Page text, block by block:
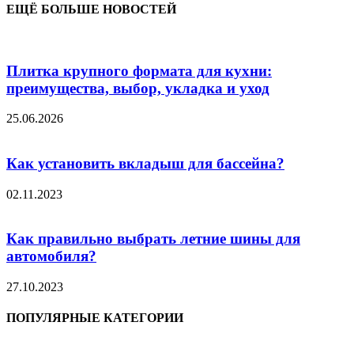
ЕЩЁ БОЛЬШЕ НОВОСТЕЙ
Плитка крупного формата для кухни:
преимущества, выбор, укладка и уход
25.06.2026
Как установить вкладыш для бассейна?
02.11.2023
Как правильно выбрать летние шины для
автомобиля?
27.10.2023
ПОПУЛЯРНЫЕ КАТЕГОРИИ